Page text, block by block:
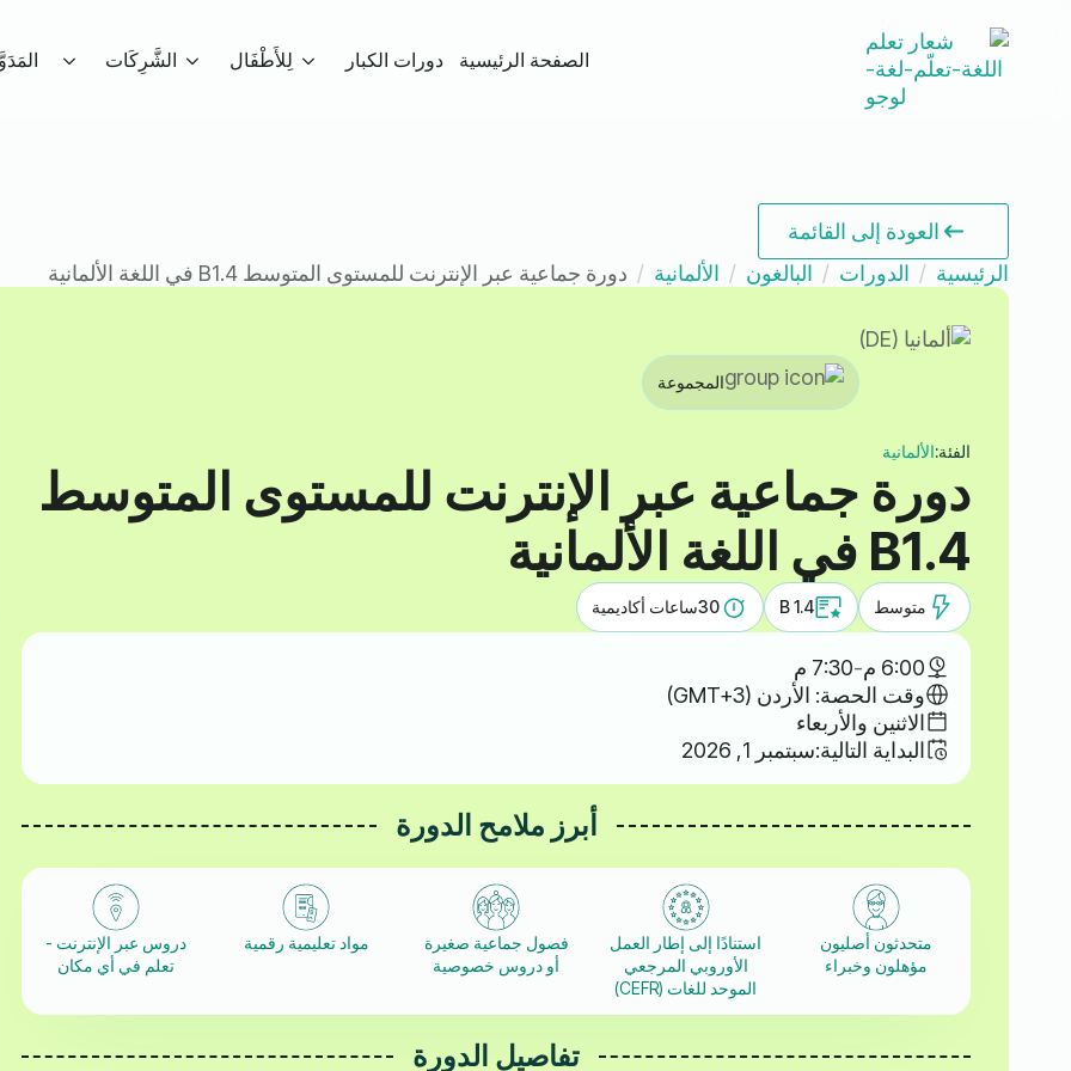
الصفحة الرئيسية دورات الكبار لِلأَطْفَال الشَّرِكَات
العودة إلى القائمة
الرئيسية
الدورات البالغون الألمانية دورة جماعية عبر الإنترنت للمستوى المتوسط B1.4 في اللغة الألمانية
المجموعة
الفئة:الألمانية
دورة جماعية عبر الإنترنت للمستوى المتوسط
B1.4 في اللغة الألمانية
متوسط B 1.4
30ساعات أكاديمية
6:00 م -7:30 م
وقت الحصة: الأردن (GMT+3)
الاثنين والأربعاء
البداية التالية:سبتمبر 1, 2026
أبرز ملامح الدورة
متحدثون أصليون
مؤهلون وخبراء
استنادًا إلى إطار العمل
الأوروبي المرجعي
الموحد للغات (CEFR)
فصول جماعية صغيرة
أو دروس خصوصية
مواد تعليمية رقمية
دروس عبر الإنترنت -
تعلم في أي مكان
تفاصيل الدورة